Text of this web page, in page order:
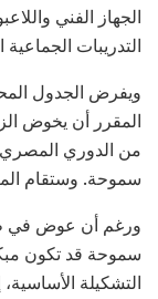
الجهاز الفني
التدريبات الجماعية
ويفرض الجدول
المقرر أن يخوض
سموحة. وستقام
ورغم أن عوض في
سموحة قد تكون
التشكيلة